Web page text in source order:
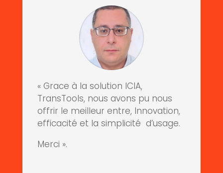
« Grace à la solution ICIA,
TransTools, nous avons pu nous
offrir le meilleur entre, Innovation,
efficacité et la simplicité d’usage.
Merci ».